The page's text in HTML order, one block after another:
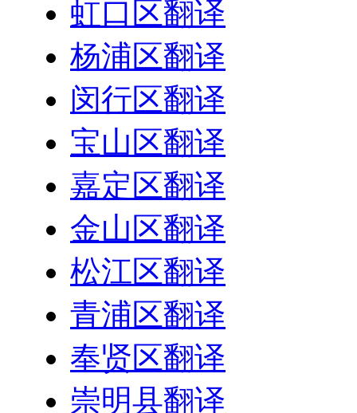
虹口区翻译
杨浦区翻译
闵行区翻译
宝山区翻译
嘉定区翻译
金山区翻译
松江区翻译
青浦区翻译
奉贤区翻译
崇明县翻译